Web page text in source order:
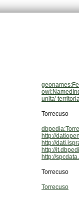
unita'
Torrecuso
http://
http://
http://
http://
Torrecuso
Torrecuso